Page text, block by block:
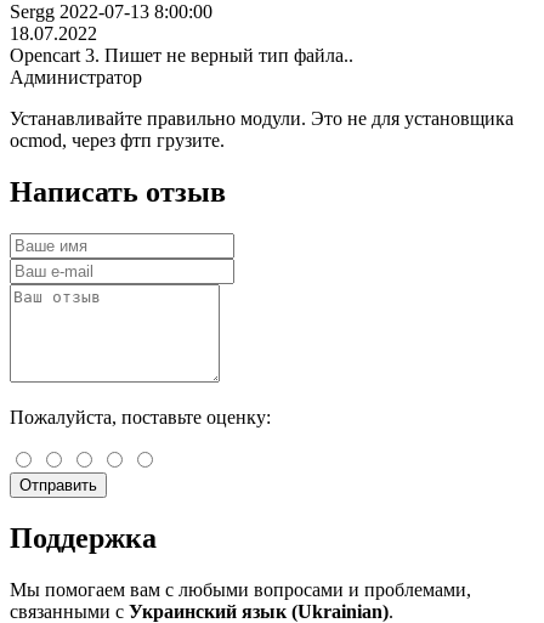
Sergg 2022-07-13 8:00:00
18.07.2022
Opencart 3. Пишет не верный тип файла..
Администратор
Устанавливайте правильно модули. Это не для установщика
ocmod, через фтп грузите.
Написать отзыв
Пожалуйста, поставьте оценку:
Отправить
Поддержка
Мы помогаем вам с любыми вопросами и проблемами,
связанными с Украинский язык (Ukrainian).